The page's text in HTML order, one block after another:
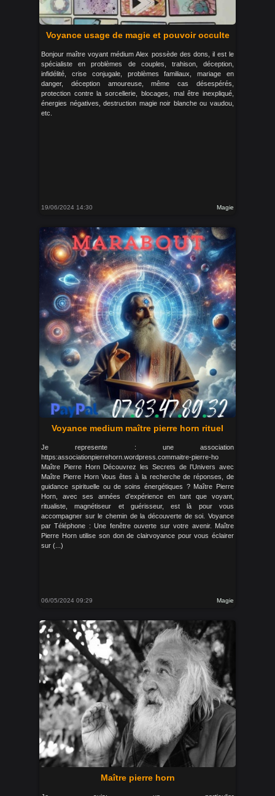
Voyance usage de magie et pouvoir occulte
Bonjour maître voyant médium Alex possède des dons, il est le
spécialiste en problèmes de couples, trahison, déception,
infidélité, crise conjugale, problèmes familiaux, mariage en
danger, déception amoureuse, même cas désespérés,
protection contre la sorcellerie, blocages, mal être inexpliqué,
énergies négatives, destruction magie noir blanche ou vaudou,
etc.
19/06/2024 14:30 Magie
Voyance medium maître pierre horn rituel
Je represente : une association
https:associationpierrehorn.wordpress.commaitre-pierre-ho
Maître Pierre Horn Découvrez les Secrets de l’Univers avec
Maître Pierre Horn Vous êtes à la recherche de réponses, de
guidance spirituelle ou de soins énergétiques ? Maître Pierre
Horn, avec ses années d’expérience en tant que voyant,
ritualiste, magnétiseur et guérisseur, est là pour vous
accompagner sur le chemin de la découverte de soi. Voyance
par Téléphone : Une fenêtre ouverte sur votre avenir. Maître
Pierre Horn utilise son don de clairvoyance pour vous éclairer
sur (...)
06/05/2024 09:29 Magie
Maître pierre horn